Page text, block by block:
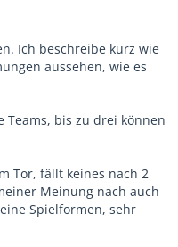
Ich beschreibe kurz wie
aussehen, wie es
Teams, bis zu drei können
Tor, fällt keines nach 2
Meinung nach auch
Spielformen, sehr